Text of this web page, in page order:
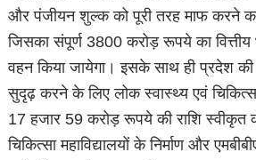
और पंजीयन शुल्क को पूरी तरह माफ करने
जिसका संपूर्ण 3800 करोड़ रूपये का वित्तीय
वहन किया जायेगा। इसके साथ ही प्रदेश
सुदृढ़ करने के लिए लोक स्वास्थ्य एवं चिकित्सा
17 हजार 59 करोड़ रूपये की राशि स्वीकृत
चिकित्सा महाविद्यालयों के निर्माण और